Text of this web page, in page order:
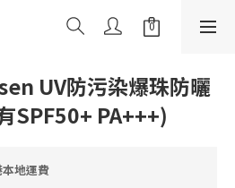
UV防污染爆珠防曬
SPF50+ PA+++)
地運費